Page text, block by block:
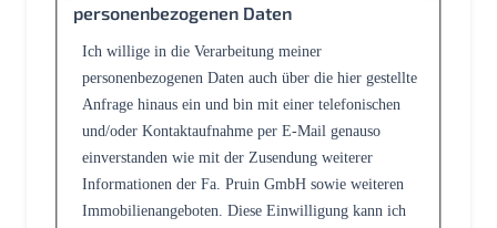
personenbezogenen Daten
Ich willige in die Verarbeitung meiner
personenbezogenen Daten auch über die hier gestellte
Anfrage hinaus ein und bin mit einer telefonischen
und/oder Kontaktaufnahme per E-Mail genauso
einverstanden wie mit der Zusendung weiterer
Informationen der Fa. Pruin GmbH sowie weiteren
Immobilienangeboten. Diese Einwilligung kann ich